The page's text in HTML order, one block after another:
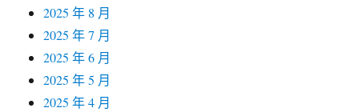
2025 年 8 月
2025 年 7 月
2025 年 6 月
2025 年 5 月
2025 年 4 月